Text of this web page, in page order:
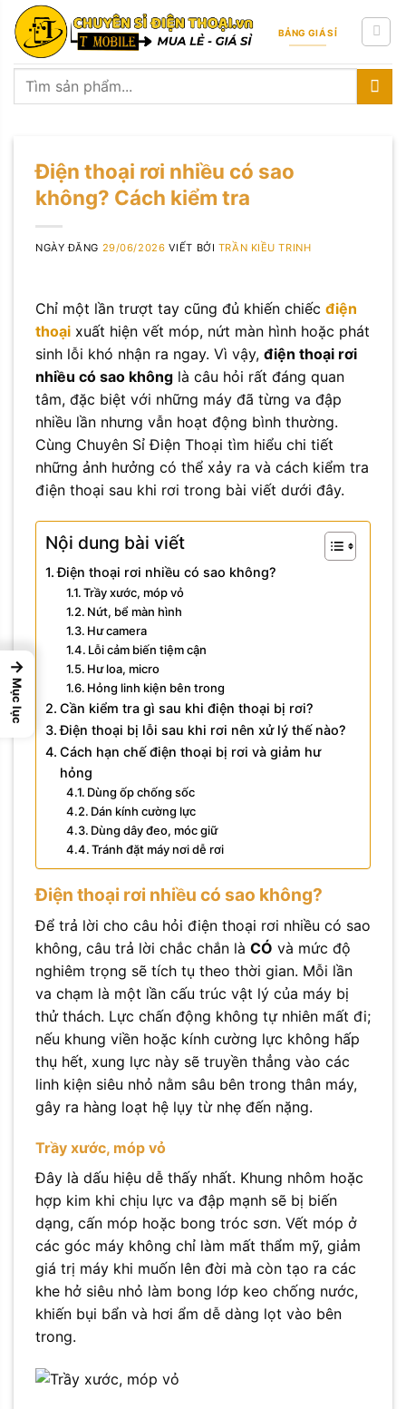
Skip
content
BẢNG GIÁ SỈ
Tìm
Điện thoại rơi nhiều có sao
không? Cách kiểm tra
NGÀY ĐĂNG 29/06/2026 VIẾT BỞI TRẦN KIỀU TRINH
Chỉ một lần trượt tay cũng đủ khiến chiếc điện
thoại xuất hiện vết móp, nứt màn hình hoặc phát
sinh lỗi khó nhận ra ngay. Vì vậy, điện thoại rơi
nhiều có sao không là câu hỏi rất đáng quan
tâm, đặc biệt với những máy đã từng va đập
nhiều lần nhưng vẫn hoạt động bình thường.
Cùng Chuyên Sỉ Điện Thoại tìm hiểu chi tiết
những ảnh hưởng có thể xảy ra và cách kiểm tra
điện thoại sau khi rơi trong bài viết dưới đây.
Nội dung bài viết
Điện thoại rơi nhiều có sao không?
Trầy xước, móp vỏ
Nứt, bể màn hình
Hư camera
Lỗi cảm biến tiệm cận
Hư loa, micro
Hỏng linh kiện bên trong
Cần kiểm tra gì sau khi điện thoại bị rơi?
Điện thoại bị lỗi sau khi rơi nên xử lý thế nào?
Cách hạn chế điện thoại bị rơi và giảm hư
hỏng
Dùng ốp chống sốc
Dán kính cường lực
Dùng dây đeo, móc giữ
Tránh đặt máy nơi dễ rơi
Điện thoại rơi nhiều có sao không?
Để trả lời cho câu hỏi điện thoại rơi nhiều có sao
không, câu trả lời chắc chắn là CÓ và mức độ
nghiêm trọng sẽ tích tụ theo thời gian. Mỗi lần
va chạm là một lần cấu trúc vật lý của máy bị
thử thách. Lực chấn động không tự nhiên mất đi;
nếu khung viền hoặc kính cường lực không hấp
thụ hết, xung lực này sẽ truyền thẳng vào các
linh kiện siêu nhỏ nằm sâu bên trong thân máy,
gây ra hàng loạt hệ lụy từ nhẹ đến nặng.
Trầy xước, móp vỏ
Đây là dấu hiệu dễ thấy nhất. Khung nhôm hoặc
hợp kim khi chịu lực va đập mạnh sẽ bị biến
dạng, cấn móp hoặc bong tróc sơn. Vết móp ở
các góc máy không chỉ làm mất thẩm mỹ, giảm
giá trị máy khi muốn lên đời mà còn tạo ra các
khe hở siêu nhỏ làm bong lớp keo chống nước,
khiến bụi bẩn và hơi ẩm dễ dàng lọt vào bên
trong.
→
Mục lục